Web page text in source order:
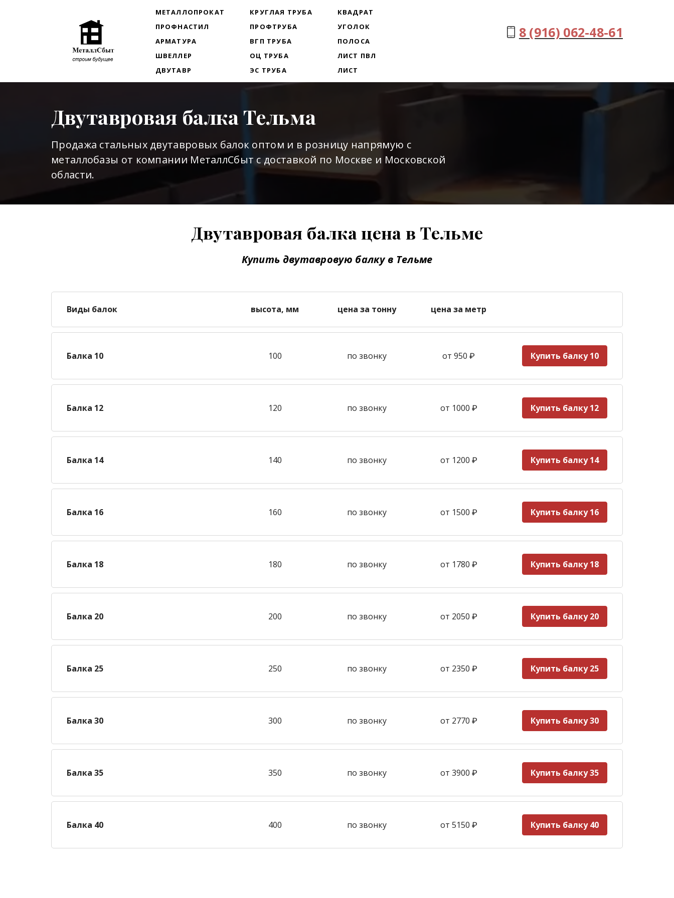
МЕТАЛЛОПРОКАТ
ПРОФНАСТИЛ
АРМАТУРА
ШВЕЛЛЕР
ДВУТАВР
КРУГЛАЯ ТРУБА
ПРОФТРУБА
ВГП ТРУБА
ОЦ ТРУБА
ЭС ТРУБА
КВАДРАТ
УГОЛОК
ПОЛОСА
ЛИСТ ПВЛ
ЛИСТ
8 (916) 062-48-61
Двутавровая балка Тельма
Продажа стальных двутавровых балок оптом и в розницу напрямую с
металлобазы от компании МеталлСбыт с доставкой по Москве и Московской
области.
Двутавровая балка цена в Тельме
Купить двутавровую балку в Тельме
Виды балок высота, мм цена за тонну цена за метр
Балка 10 100 по звонку от 950 ₽ Купить балку 10
Балка 12 120 по звонку от 1000 ₽ Купить балку 12
Балка 14 140 по звонку от 1200 ₽ Купить балку 14
Балка 16 160 по звонку от 1500 ₽ Купить балку 16
Балка 18 180 по звонку от 1780 ₽ Купить балку 18
Балка 20 200 по звонку от 2050 ₽ Купить балку 20
Балка 25 250 по звонку от 2350 ₽ Купить балку 25
Балка 30 300 по звонку от 2770 ₽ Купить балку 30
Балка 35 350 по звонку от 3900 ₽ Купить балку 35
Балка 40 400 по звонку от 5150 ₽ Купить балку 40